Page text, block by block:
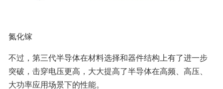
氮化镓
不过，第三代半导体在材料选择和器件结构上有了进一步
突破，击穿电压更高，大大提高了半导体在高频、高压、
大功率应用场景下的性能。